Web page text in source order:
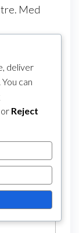
Med
tror
hon
deliver
can
Reject